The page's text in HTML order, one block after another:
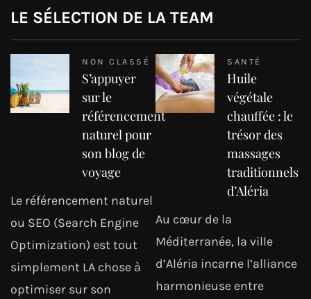
LE SÉLECTION DE LA TEAM
NON CLASSÉ
S’appuyer
sur le
référencement
naturel pour
son blog de
voyage
Le référencement naturel
ou SEO (Search Engine
Optimization) est tout
simplement LA chose à
optimiser sur son
SANTÉ
Huile
végétale
chauffée : le
trésor des
massages
traditionnels
d’Aléria
Au cœur de la
Méditerranée, la ville
d’Aléria incarne l’alliance
harmonieuse entre